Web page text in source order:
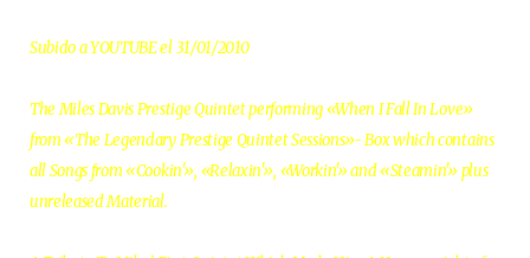
Subido a YOUTUBE el 31/01/2010
The Miles Davis Prestige Quintet performing «When I Fall In Love»
from «The Legendary Prestige Quintet Sessions»- Box which contains
all Songs from «Cookin'», «Relaxin'», «Workin'» and «Steamin'» plus
unreleased Material.